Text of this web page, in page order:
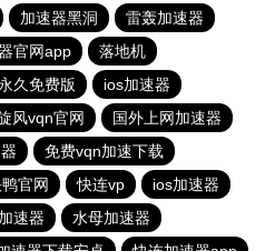
加速器黑洞
雷轰加速器
官网app
落地机
久免费版
ios加速器
风vqn官网
国外上网加速器
免费vqn加速下载
官网 快连vp
ios加速器
速器
水母加速器